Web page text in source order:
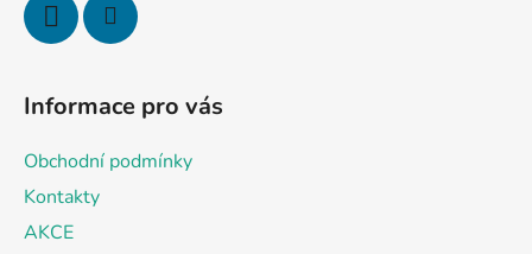
Informace pro vás
Obchodní podmínky
Kontakty
AKCE